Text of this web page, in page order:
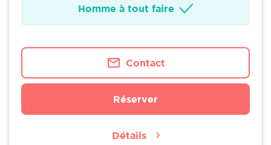
Homme à tout faire
Contact
Réserver
Détails